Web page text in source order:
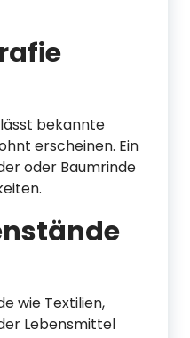
bekannte
erscheinen. Ein
oder Baumrinde
wie Textilien,
Lebensmittel